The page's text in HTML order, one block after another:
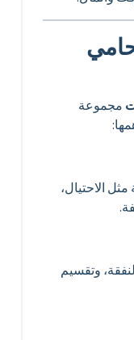
مجموعة
الاحتيال،
وتقسيم